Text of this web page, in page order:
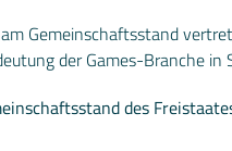
Gemeinschaftsstand
der Games-Branche
des